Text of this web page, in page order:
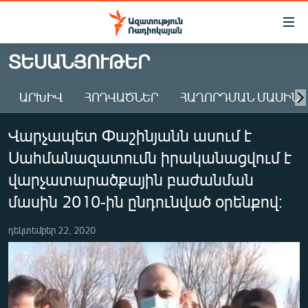
Մատչելիության
Անցնել
հիմնական
Անցնել
հիմնական
մենյուին
Որոնում
ԱԶԱՏՈՒԹՅՈՒՆ TV
ՀԱՅԱՍՏԱՆ
ԸՆՏՐՈՒԹՅՈՒՆՆԵՐ 2026
ԻՐԱՎՈՒՆՔ
ՀԱՍԱՐԱԿՈՒԹՅՈՒՆ
ՂԱՐԱԲԱՂ
ՊԱՏԵՐԱԶՄԻ 6 ՇԱԲԱԹՆԵՐԸ
ՏԱՐԱԾԱՇՐՋԱՆ
ՏԵՍԱՆՅՈՒԹԵՐ
ԱՐԽԻՎ ՀՈԴՎԱԾՆԵՐ ՀԱՂՈՐԴՄԱՆ ՄԱՍԻՆ
Վարչապետ Փաշինյանն ասում է
Սահմանազատումն իրականացվում է
վարչատարածքային բաժանման
մասին 2010-ին ընդունված օրենքով։
դեկտեմբեր 22, 2020